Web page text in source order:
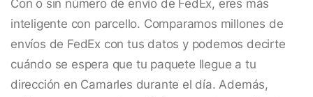
Con o sin número de envío de FedEx, eres más
inteligente con parcello. Comparamos millones de
envíos de FedEx con tus datos y podemos decirte
cuándo se espera que tu paquete llegue a tu
dirección en Camarles durante el día. Además,